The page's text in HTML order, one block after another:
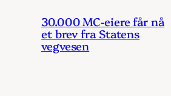
30.000 MC-eiere får nå
et brev fra Statens
vegvesen